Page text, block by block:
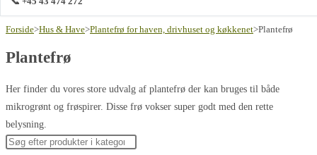
Forside>Hus & Have>Plantefrø for haven, drivhuset og køkkenet>Plantefrø
Plantefrø
Her finder du vores store udvalg af plantefrø der kan bruges til både
mikrogrønt og frøspirer. Disse frø vokser super godt med den rette
belysning.